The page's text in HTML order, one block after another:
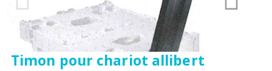
Timon pour chariot allibert